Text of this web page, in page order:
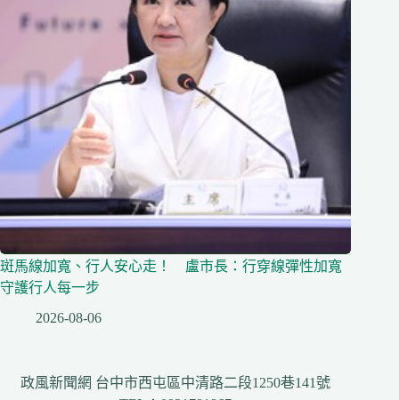
斑馬線加寬、行人安心走！ 盧市長：行穿線彈性加寬
守護行人每一步
2026-08-06
政風新聞網 台中市西屯區中清路二段1250巷141號